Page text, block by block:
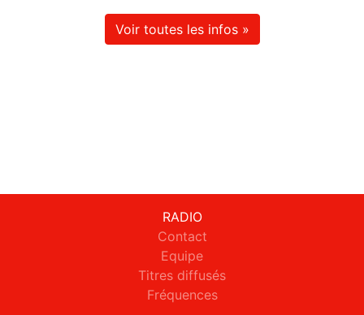
Voir toutes les infos »
RADIO
Contact
Equipe
Titres diffusés
Fréquences